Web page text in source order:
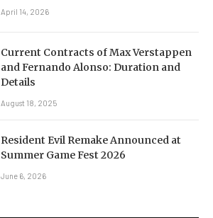
April 14, 2026
Current Contracts of Max Verstappen
and Fernando Alonso: Duration and
Details
August 18, 2025
Resident Evil Remake Announced at
Summer Game Fest 2026
June 6, 2026